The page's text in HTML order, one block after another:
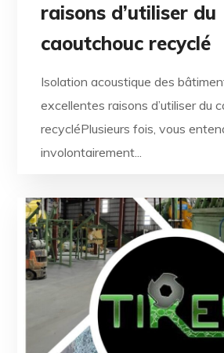
raisons d’utiliser du
caoutchouc recyclé
Isolation acoustique des
excellentes raisons d’utiliser du
recycléPlusieurs fois, vous
involontairement...